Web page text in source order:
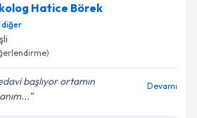
Hatice Börek
diğer
başlıyor ortamın
Devamı